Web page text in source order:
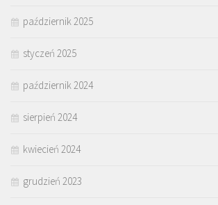
październik 2025
styczeń 2025
październik 2024
sierpień 2024
kwiecień 2024
grudzień 2023